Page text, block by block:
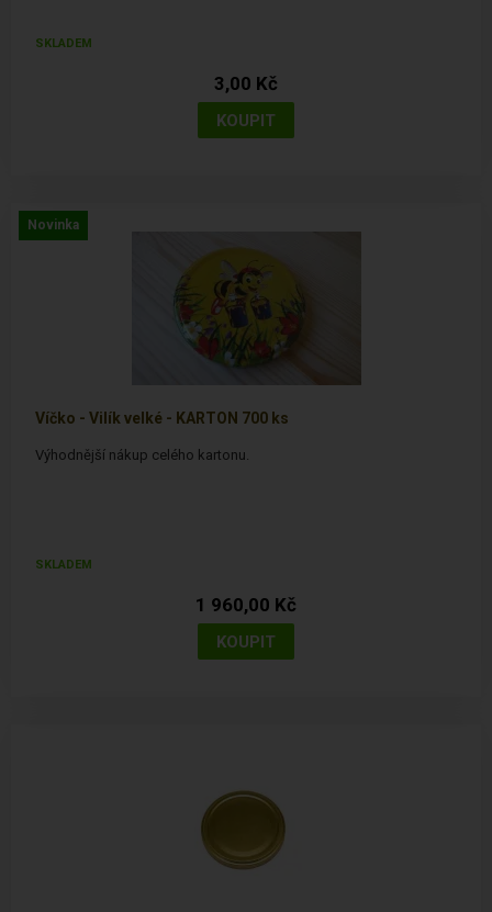
SKLADEM
3,00 Kč
Novinka
Víčko - Vilík velké - KARTON 700 ks
Výhodnější nákup celého kartonu.
SKLADEM
1 960,00 Kč